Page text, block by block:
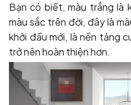
Bạn có biết, màu trắng là
màu sắc trên đời, đây là
khởi đầu mới, là nền tảng
trở nên hoàn thiện hơn.